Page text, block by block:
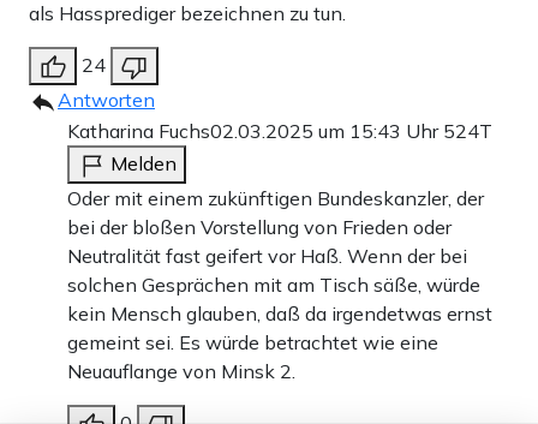
als Hassprediger bezeichnen zu tun.
24
Antworten
Katharina Fuchs02.03.2025 um 15:43 Uhr 524T
Melden
Oder mit einem zukünftigen Bundeskanzler, der
bei der bloßen Vorstellung von Frieden oder
Neutralität fast geifert vor Haß. Wenn der bei
solchen Gesprächen mit am Tisch säße, würde
kein Mensch glauben, daß da irgendetwas ernst
gemeint sei. Es würde betrachtet wie eine
Neuauflange von Minsk 2.